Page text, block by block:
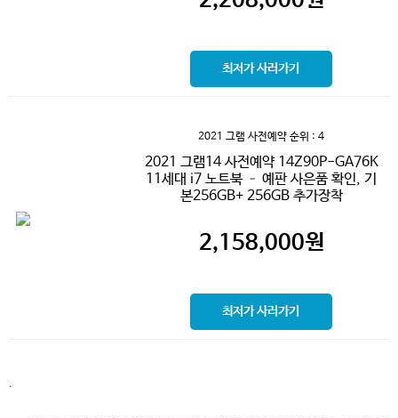
최저가 사러가기
2021 그램 사전예약 순위 : 4
2021 그램14 사전예약 14Z90P-GA76K
11세대 i7 노트북 – 예판 사은품 확인, 기
본256GB+ 256GB 추가장착
2,158,000원
최저가 사러가기
.